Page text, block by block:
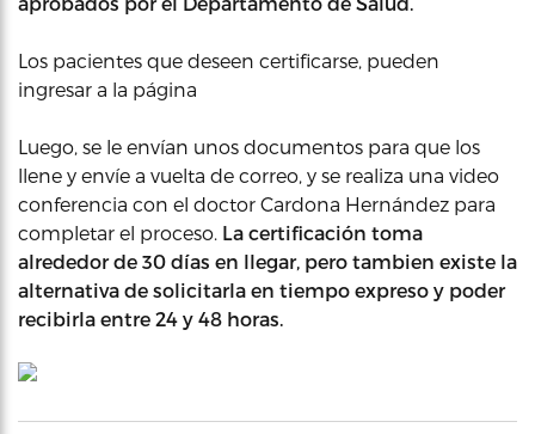
Los pacientes que deseen certificarse, pueden
ingresar a la página
Luego, se le envían unos documentos para que los
llene y envíe a vuelta de correo, y se realiza una video
conferencia con el doctor Cardona Hernández para
completar el proceso. La certificación toma
alrededor de 30 días en llegar, pero tambien existe la
alternativa de solicitarla en tiempo expreso y poder
recibirla entre 24 y 48 horas.